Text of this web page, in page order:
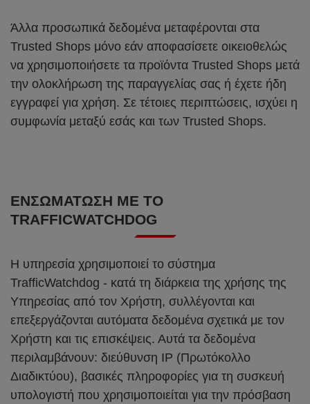
Άλλα προσωπικά δεδομένα μεταφέρονται στα
Trusted Shops μόνο εάν αποφασίσετε οικειοθελώς
να χρησιμοποιήσετε τα προϊόντα Trusted Shops μετά
την ολοκλήρωση της παραγγελίας σας ή έχετε ήδη
εγγραφεί για χρήση. Σε τέτοιες περιπτώσεις, ισχύει η
συμφωνία μεταξύ εσάς και των Trusted Shops.
ΕΝΣΩΜΆΤΩΣΗ ΜΕ ΤΟ
TRAFFICWATCHDOG
Η υπηρεσία χρησιμοποιεί το σύστημα
TrafficWatchdog - κατά τη διάρκεια της χρήσης της
Υπηρεσίας από τον Χρήστη, συλλέγονται και
επεξεργάζονται αυτόματα δεδομένα σχετικά με τον
Χρήστη και τις επισκέψεις. Αυτά τα δεδομένα
περιλαμβάνουν: διεύθυνση IP (Πρωτόκολλο
Διαδικτύου), βασικές πληροφορίες για τη συσκευή
υπολογιστή που χρησιμοποιείται για την πρόσβαση